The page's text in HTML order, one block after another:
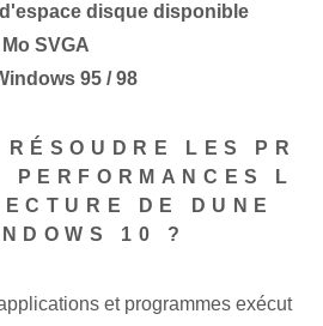
disque disponible
SVGA
95 / 98
LES PR
PERFORMANCES L
DE DUNE
10 ?
et programmes exécut